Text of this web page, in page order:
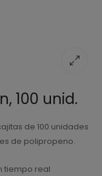
100 unid.
de 100 unidades
de polipropeno.
tiempo real